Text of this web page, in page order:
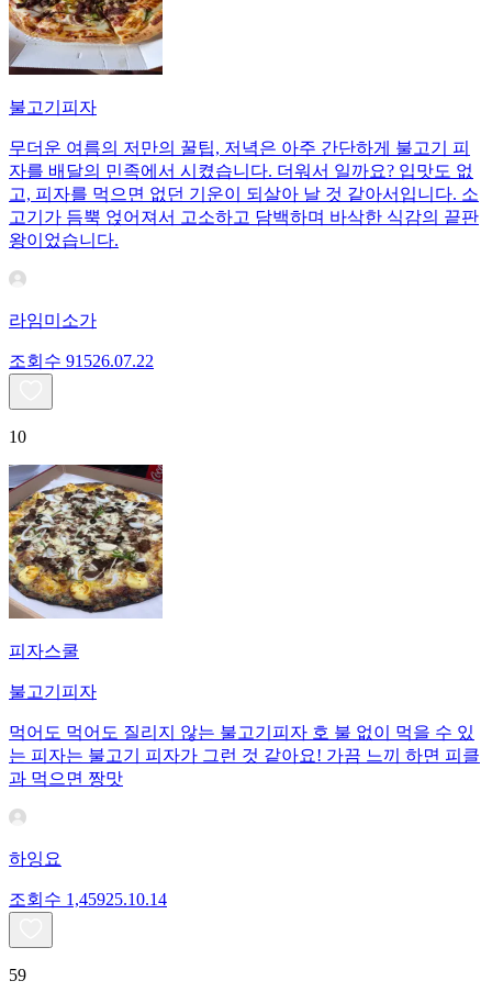
불고기피자
무더운 여름의 저만의 꿀팁, 저녁은 아주 간단하게 불고기 피
자를 배달의 민족에서 시켰습니다. 더워서 일까요? 입맛도 없
고, 피자를 먹으면 없던 기운이 되살아 날 것 같아서입니다. 소
고기가 듬뿍 얹어져서 고소하고 담백하며 바삭한 식감의 끝판
왕이었습니다.
라임미소가
조회수 91526.07.22
10
피자스쿨
불고기피자
먹어도 먹어도 질리지 않는 불고기피자 호 불 없이 먹을 수 있
는 피자는 불고기 피자가 그런 것 같아요! 가끔 느끼 하면 피클
과 먹으면 짱맛
하잉요
조회수 1,45925.10.14
59